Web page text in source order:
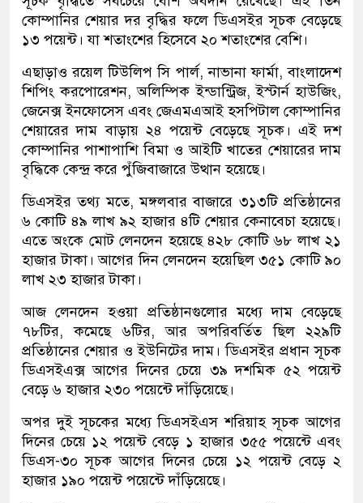
কোম্পানির শেয়ার দর বৃদ্ধির ফলে ডিএসইর সূচক বেড়েছে
১৩ পয়েন্ট। যা শতাংশের হিসেবে ২০ শতাংশের বেশি।
এছাড়াও রয়েল টিউলিপ সি পার্ল, নাভানা ফার্মা, বাংলাদেশ
শিপিং করপোরেশন, অলিম্পিক ইন্ডান্ট্রিজ, ইস্টার্ন হাউজিং,
জেনেক্স ইনফোসেস এবং জেএমএআই হসপিটাল কোম্পানির
শেয়ারের দাম বাড়ায় ২৪ পয়েন্ট বেড়েছে সূচক। এই দশ
কোম্পানির পাশাপাশি বিমা ও আইটি খাতের শেয়ারের দাম
বৃদ্ধিকে কেন্দ্র করে পুঁজিবাজারে উত্থান হয়েছে।
ডিএসইর তথ্য মতে, মঙ্গলবার বাজারে ৩১৩টি প্রতিষ্ঠানের
৬ কোটি ৪৯ লাখ ৯২ হাজার ৪টি শেয়ার কেনাবেচা হয়েছে।
এতে অংকে মোট লেনদেন হয়েছে ৪২৮ কোটি ৬৮ লাখ ২১
হাজার টাকা। আগের দিন লেনদেন হয়েছিল ৩৫১ কোটি ৯০
লাখ ২৩ হাজার টাকা।
আজ লেনদেন হওয়া প্রতিষ্ঠানগুলোর মধ্যে দাম বেড়েছে
৭৮টির, কমেছে ৬টির, আর অপরিবর্তিত ছিল ২২৯টি
প্রতিষ্ঠানের শেয়ার ও ইউনিটের দাম। ডিএসইর প্রধান সূচক
ডিএসইএক্স আগের দিনের চেয়ে ৩৯ দশমিক ৫২ পয়েন্ট
বেড়ে ৬ হাজার ২৩০ পয়েন্টে দাঁড়িয়েছে।
অপর দুই সূচকের মধ্যে ডিএসইএস শরিয়াহ সূচক আগের
দিনের চেয়ে ১২ পয়েন্ট বেড়ে ১ হাজার ৩৫৫ পয়েন্টে এবং
ডিএস-৩০ সূচক আগের দিনের চেয়ে ১২ পয়েন্ট বেড়ে ২
হাজার ১৯০ পয়েন্ট পয়েন্টে দাঁড়িয়েছে।